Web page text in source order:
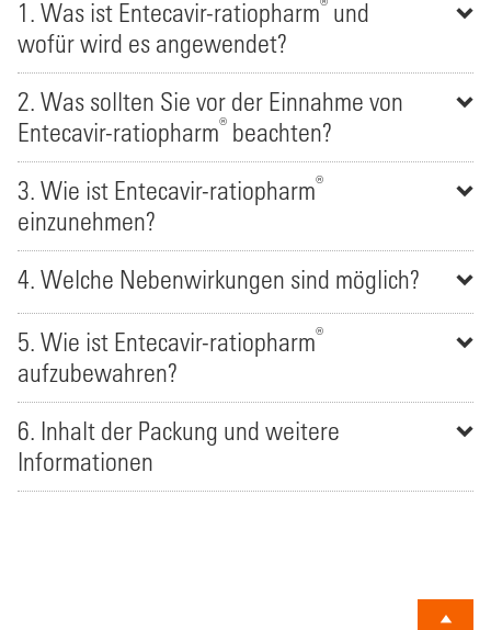
1. Was ist Entecavir-ratiopharm® und
wofür wird es angewendet?
2. Was sollten Sie vor der Einnahme von
Entecavir-ratiopharm® beachten?
3. Wie ist Entecavir-ratiopharm®
einzunehmen?
4. Welche Nebenwirkungen sind möglich?
5. Wie ist Entecavir-ratiopharm®
aufzubewahren?
6. Inhalt der Packung und weitere
Informationen